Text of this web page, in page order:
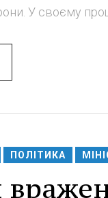
У своєму
ПОЛІТИКА